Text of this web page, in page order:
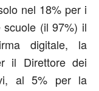
nel 18% per i
(il 97%) il
digitale, la
il Direttore dei
al 5% per la